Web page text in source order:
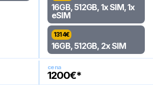
16GB, 512GB, 1x SIM, 1x
eSIM
1314€
16GB, 512GB, 2x SIM
cena
1200€*